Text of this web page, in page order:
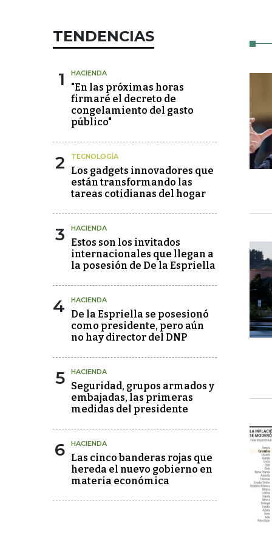
TENDENCIAS
1 HACIENDA
"En las próximas horas
firmaré el decreto de
congelamiento del gasto
público"
2 TECNOLOGÍA
Los gadgets innovadores que
están transformando las
tareas cotidianas del hogar
3 HACIENDA
Estos son los invitados
internacionales que llegan a
la posesión de De la Espriella
4 HACIENDA
De la Espriella se posesionó
como presidente, pero aún
no hay director del DNP
5 HACIENDA
Seguridad, grupos armados y
embajadas, las primeras
medidas del presidente
6 HACIENDA
Las cinco banderas rojas que
hereda el nuevo gobierno en
materia económica